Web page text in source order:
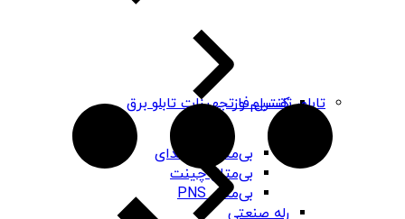
بی‌متال هیوندای
بی‌متال چینت
بی‌متال PNS
رله صنعتی
کنترل فاز
تابلو، تقسیم و تجهیزات تابلو برق